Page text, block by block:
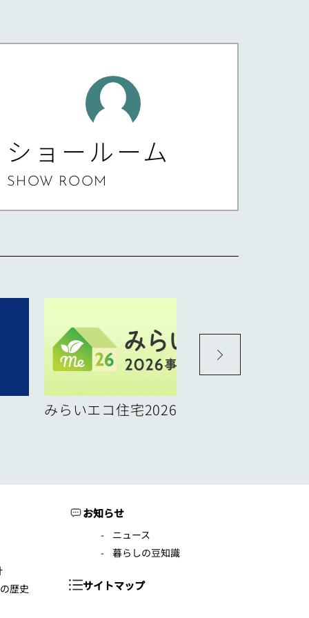
ショールーム
SHOW ROOM
みらいエコ住宅2026事業
歴史
お知らせ
ニュース
暮らしの豆知識
サイトマップ